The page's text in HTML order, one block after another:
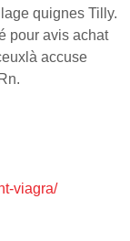
quignes Tilly.
pour avis achat
accuse
viagra/